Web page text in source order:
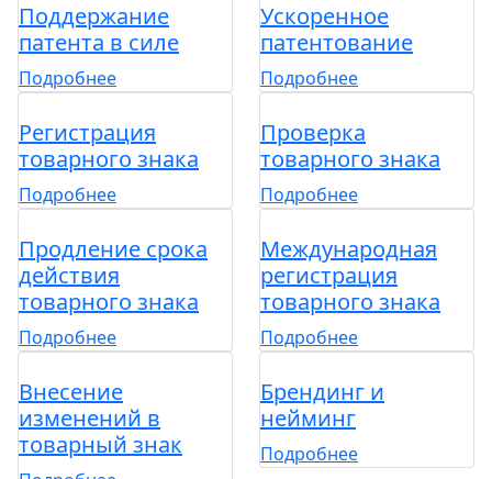
Поддержание
патента в силе
Подробнее
Ускоренное
патентование
Подробнее
Регистрация
товарного знака
Подробнее
Проверка
товарного знака
Подробнее
Продление срока
действия
товарного знака
Подробнее
Международная
регистрация
товарного знака
Подробнее
Внесение
изменений в
товарный знак
Брендинг и
нейминг
Подробнее